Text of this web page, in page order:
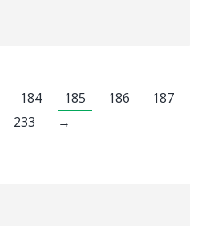
184 185 186
187
233 →